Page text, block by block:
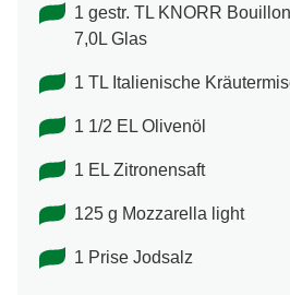
1 gestr. TL KNORR
7,0L Glas
1 TL Italienische
1 1/2 EL Olivenöl
1 EL Zitronensaft
125 g Mozzarella light
1 Prise Jodsalz